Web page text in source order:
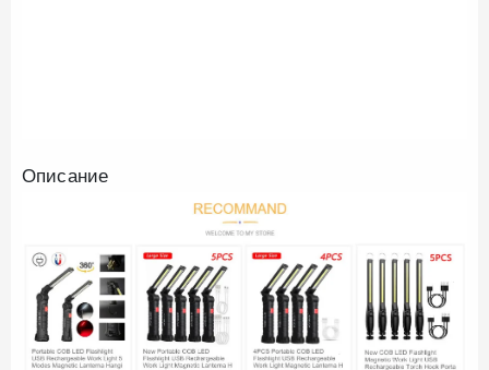
Описание